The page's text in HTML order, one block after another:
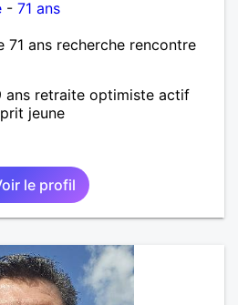
- 71 ans
71 ans recherche rencontre
ans retraite optimiste actif
jeune
le profil